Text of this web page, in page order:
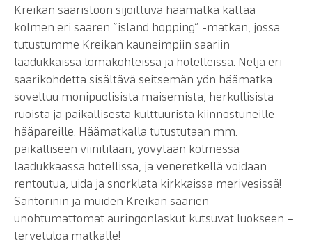
Kreikan saaristoon sijoittuva häämatka kattaa
kolmen eri saaren ”island hopping” -matkan, jossa
tutustumme Kreikan kauneimpiin saariin
laadukkaissa lomakohteissa ja hotelleissa. Neljä eri
saarikohdetta sisältävä seitsemän yön häämatka
soveltuu monipuolisista maisemista, herkullisista
ruoista ja paikallisesta kulttuurista kiinnostuneille
hääpareille. Häämatkalla tutustutaan mm.
paikalliseen viinitilaan, yövytään kolmessa
laadukkaassa hotellissa, ja veneretkellä voidaan
rentoutua, uida ja snorklata kirkkaissa merivesissä!
Santorinin ja muiden Kreikan saarien
unohtumattomat auringonlaskut kutsuvat luokseen –
tervetuloa matkalle!